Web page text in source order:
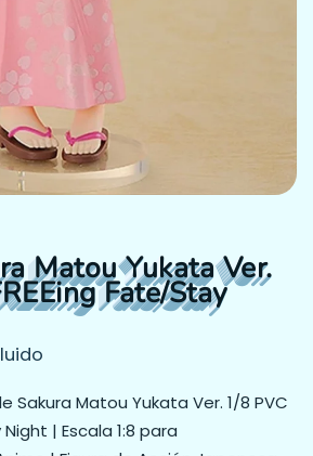
Matou Yukata Ver.
Fate/Stay
Sakura Matou Yukata Ver. 1/8 PVC
| Escala 1:8 para